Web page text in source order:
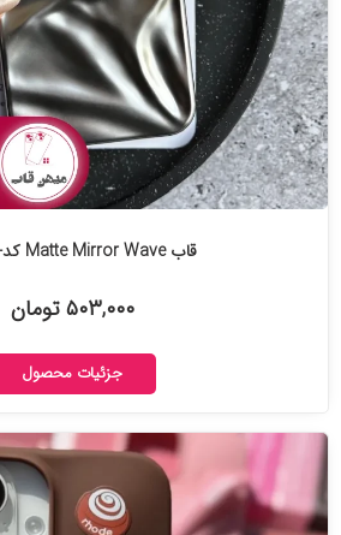
قاب Matte Mirror Wave کد-۱۴۰۶۷۴
۵۰۳,۰۰۰ تومان
جزئیات محصول